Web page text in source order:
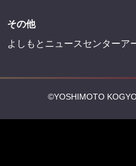
その他
よしもとニュースセンターア
©YOSHIMOTO